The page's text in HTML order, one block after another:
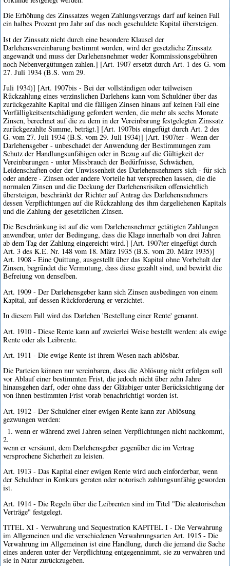
Die Erhöhung des Zinssatzes wegen Zahlungsverzugs darf auf keinen Fall
ein halbes Prozent pro Jahr auf das noch geschuldete Kapital übersteigen.
Ist der Zinssatz nicht durch eine besondere Klausel der
Darlehensvereinbarung bestimmt worden, wird der gesetzliche Zinssatz
angewandt und muss der Darlehensnehmer weder Kommissionsgebühren
noch Nebenvergütungen zahlen.] [Art. 1907 ersetzt durch Art. 1 des G. vom
27. Juli 1934 (B.S. vom 29.
Juli 1934)] [Art. 1907bis - Bei der vollständigen oder teilweisen
Rückzahlung eines verzinslichen Darlehens kann vom Schuldner über das
zurückgezahlte Kapital und die fälligen Zinsen hinaus auf keinen Fall eine
Vorfälligkeitsentschädigung gefordert werden, die mehr als sechs Monate
Zinsen, berechnet auf die zu dem in der Vereinbarung festgelegten Zinssatz
zurückgezahlte Summe, beträgt.] [Art. 1907bis eingefügt durch Art. 2 des
G. vom 27. Juli 1934 (B.S. vom 29. Juli 1934)] [Art. 1907ter - Wenn der
Darlehensgeber - unbeschadet der Anwendung der Bestimmungen zum
Schutz der Handlungsunfähigen oder in Bezug auf die Gültigkeit der
Vereinbarungen - unter Missbrauch der Bedürfnisse, Schwächen,
Leidenschaften oder der Unwissenheit des Darlehensnehmers sich - für sich
oder andere - Zinsen oder andere Vorteile hat versprechen lassen, die die
normalen Zinsen und die Deckung der Darlehensrisiken offensichtlich
übersteigen, beschränkt der Richter auf Antrag des Darlehensnehmers
dessen Verpflichtungen auf die Rückzahlung des ihm dargeliehenen Kapitals
und die Zahlung der gesetzlichen Zinsen.
Die Beschränkung ist auf die vom Darlehensnehmer getätigten Zahlungen
anwendbar, unter der Bedingung, dass die Klage innerhalb von drei Jahren
ab dem Tag der Zahlung eingereicht wird.] [Art. 1907ter eingefügt durch
Art. 3 des K.E. Nr. 148 vom 18. März 1935 (B.S. vom 20. März 1935)]
Art. 1908 - Eine Quittung, ausgestellt über das Kapital ohne Vorbehalt der
Zinsen, begründet die Vermutung, dass diese gezahlt sind, und bewirkt die
Befreiung von denselben.
Art. 1909 - Der Darlehensgeber kann sich Zinsen ausbedingen von einem
Kapital, auf dessen Rückforderung er verzichtet.
In diesem Fall wird das Darlehen 'Bestellung einer Rente' genannt.
Art. 1910 - Diese Rente kann auf zweierlei Weise bestellt werden: als ewige
Rente oder als Leibrente.
Art. 1911 - Die ewige Rente ist ihrem Wesen nach ablösbar.
Die Parteien können nur vereinbaren, dass die Ablösung nicht erfolgen soll
vor Ablauf einer bestimmten Frist, die jedoch nicht über zehn Jahre
hinausgehen darf, oder ohne dass der Gläubiger unter Berücksichtigung der
von ihnen bestimmten Frist vorab benachrichtigt worden ist.
Art. 1912 - Der Schuldner einer ewigen Rente kann zur Ablösung
gezwungen werden:
1. wenn er während zwei Jahren seinen Verpflichtungen nicht nachkommt,
2.
wenn er versäumt, dem Darlehensgeber gegenüber die im Vertrag
versprochene Sicherheit zu leisten.
Art. 1913 - Das Kapital einer ewigen Rente wird auch einforderbar, wenn
der Schuldner in Konkurs geraten oder notorisch zahlungsunfähig geworden
ist.
Art. 1914 - Die Regeln über die Leibrenten sind im Titel "Die aleatorischen
Verträge" festgelegt.
TITEL XI - Verwahrung und Sequestration KAPITEL I - Die Verwahrung
im Allgemeinen und die verschiedenen Verwahrungsarten Art. 1915 - Die
Verwahrung im Allgemeinen ist eine Handlung, durch die jemand die Sache
eines anderen unter der Verpflichtung entgegennimmt, sie zu verwahren und
sie in Natur zurückzugeben.